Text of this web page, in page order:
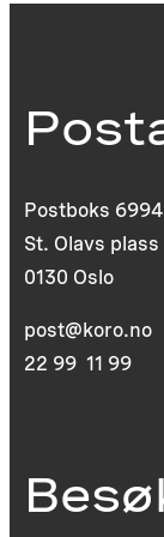
Postboks 6994
St. Olavs plass
0130 Oslo
post@koro.no
22 99 11 99